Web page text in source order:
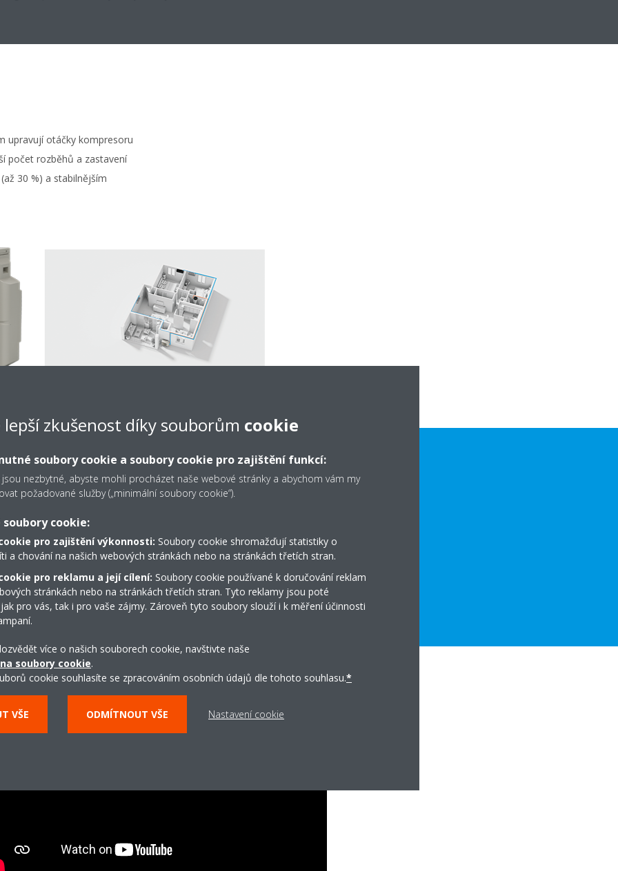
upravují otáčky kompresoru
počet rozběhů a zastavení
30 %) a stabilnějším
Technické údaje
ÚDAJE O VÝROBKU ZOBRAZIT TECHNICKÉ ÚDAJE O VÝROBKU
lepší zkušenost díky souborům cookie
soubory cookie a soubory cookie pro zajištění funkcí:
nezbytné, abyste mohli procházet naše webové stránky a abychom vám my
požadované služby („minimální soubory cookie“).
cookie:
pro zajištění výkonnosti: Soubory cookie shromažďují statistiky o
a chování na našich webových stránkách nebo na stránkách třetích stran.
pro reklamu a její cílení: Soubory cookie používané k doručování reklam
stránkách nebo na stránkách třetích stran. Tyto reklamy jsou poté
pro vás, tak i pro vaše zájmy. Zároveň tyto soubory slouží i k měření účinnosti
více o našich souborech cookie, navštivte naše
soubory cookie.
cookie souhlasíte se zpracováním osobních údajů dle tohoto souhlasu.*
VŠE ODMÍTNOUT VŠE Nastavení cookie